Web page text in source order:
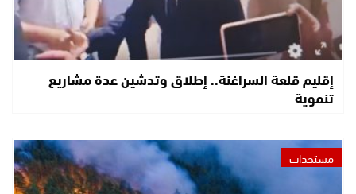
إقليم قلعة السراغنة.. إطلاق وتدشين عدة مشاريع
تنموية
مستجدات